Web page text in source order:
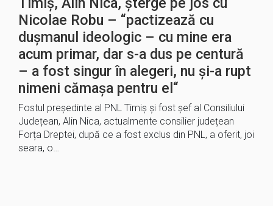
Nicolae Robu – “pactizează cu
dușmanul ideologic – cu mine era
acum primar, dar s-a dus pe centură
– a fost singur în alegeri, nu și-a rupt
nimeni cămașa pentru el“
Fostul președinte al PNL Timiș și fost șef al Consiliului
Județean, Alin Nica, actualmente consilier județean
Forța Dreptei, după ce a fost exclus din PNL, a oferit, joi
seara, o…